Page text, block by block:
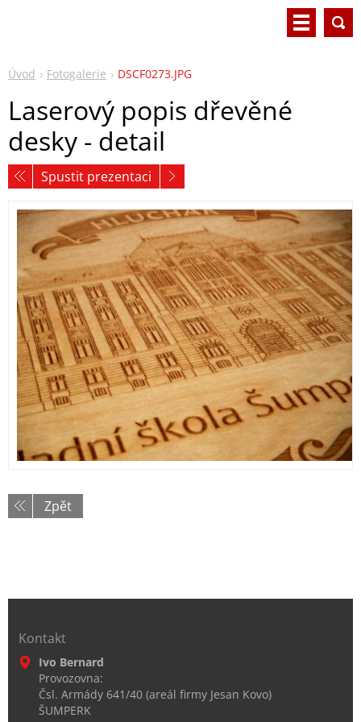
Úvod Fotogalerie DSCF0273.JPG
Laserový popis dřevěné
desky - detail
Spustit prezentaci
Zpět
Kontakt
Ivo Bernard
Provozovna:
Čsl. Armády 641/40 (areál firmy Jesan Kovo)
ŠUMPERK